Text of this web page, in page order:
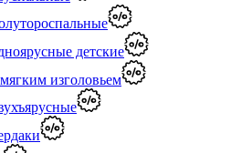
детские
изголовьем